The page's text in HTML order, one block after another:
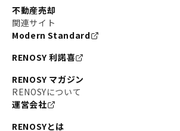
不動産売却
関連サイト
Modern Standard
RENOSY 利諾喜
RENOSY マガジン
RENOSYについて
運営会社
RENOSYとは